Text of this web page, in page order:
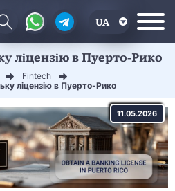
UA
EN
ліцензію в Пуерто-Рико
Fintech
ліцензію в Пуерто-Рико
11.05.2026